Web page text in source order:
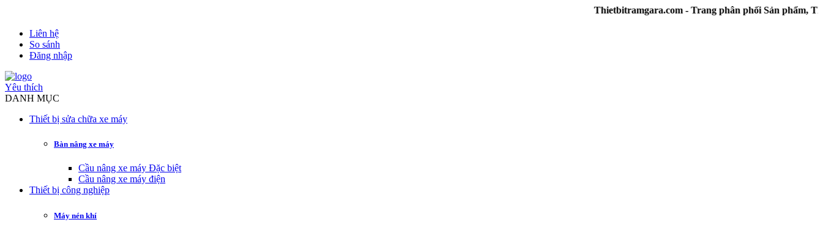
Thietbitramgara.com - Trang phân phối Sản phẩm, Thiết bị
Liên hệ
So sánh
Đăng nhập
Yêu thích
DANH MỤC
Thiết bị sửa chữa xe máy
Bàn nâng xe máy
Cầu nâng xe máy Đặc biệt
Cầu nâng xe máy điện
Thiết bị công nghiệp
Máy nén khí